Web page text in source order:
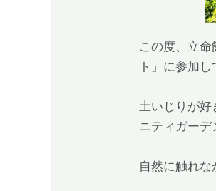
この度、立
ト」に参加
土いじりが
ニティガーデ
自然に触れ